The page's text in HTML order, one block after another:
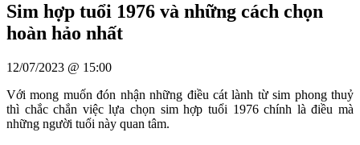
Sim hợp tuổi 1976 và những cách chọn
hoàn hảo nhất
12/07/2023 @ 15:00
Với mong muốn đón nhận những điều cát lành từ sim phong thuỷ
thì chắc chắn việc lựa chọn sim hợp tuổi 1976 chính là điều mà
những người tuổi này quan tâm.